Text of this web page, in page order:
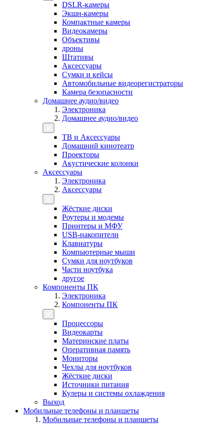
DSLR-камеры
Экшн-камеры
Компактные камеры
Видеокамеры
Объективы
дроны
Штативы
Аксессуары
Сумки и кейсы
Автомобильные видеорегистраторы
Камера безопасности
Домашнее аудио/видео
Электроника
Домашнее аудио/видео
ТВ и Аксессуары
Домашний кинотеатр
Проекторы
Акустические колонки
Аксессуары
Электроника
Аксессуары
Жёсткие диски
Роутеры и модемы
Принтеры и МФУ
USB-накопители
Клавиатуры
Компьютерные мыши
Сумки для ноутбуков
Части ноутбука
другое
Компоненты ПК
Электроника
Компоненты ПК
Процессоры
Видеокарты
Материнские платы
Оперативная память
Мониторы
Чехлы для ноутбуков
Жёсткие диски
Источники питания
Кулеры и системы охлаждения
Выход
Мобильные телефоны и планшеты
Мобильные телефоны и планшеты